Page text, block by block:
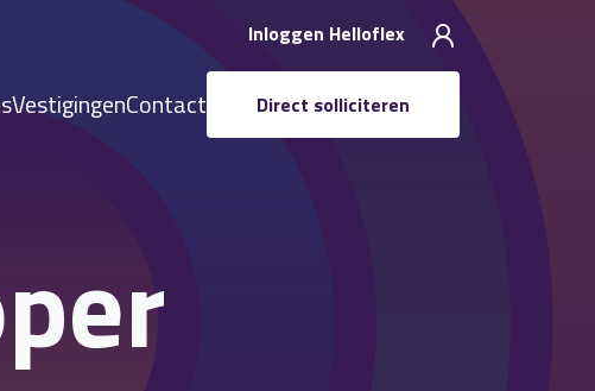
Inloggen Helloflex
VestigingenContact Direct solliciteren